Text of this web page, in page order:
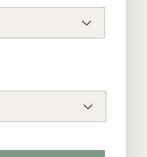
Σιθωνία, Τ.Κ.